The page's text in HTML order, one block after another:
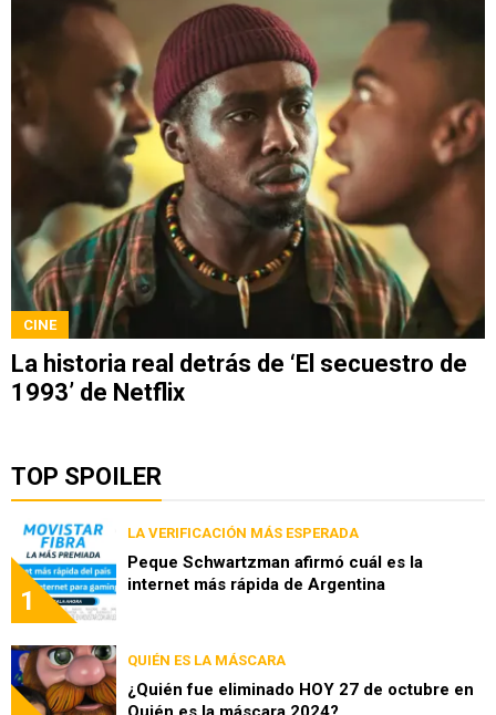
CINE
La historia real detrás de ‘El secuestro de
1993’ de Netflix
TOP SPOILER
1
LA VERIFICACIÓN MÁS ESPERADA
Peque Schwartzman afirmó cuál es la
internet más rápida de Argentina
QUIÉN ES LA MÁSCARA
¿Quién fue eliminado HOY 27 de octubre en